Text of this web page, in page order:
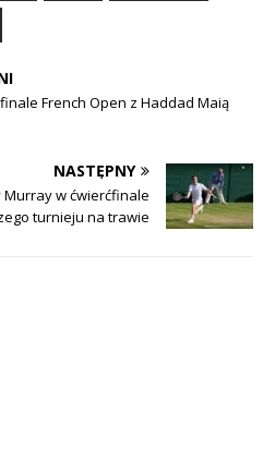
French Open z Haddad Maią
NASTĘPNY
Murray w ćwierćfinale
turnieju na trawie